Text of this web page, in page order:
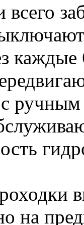
всего
на